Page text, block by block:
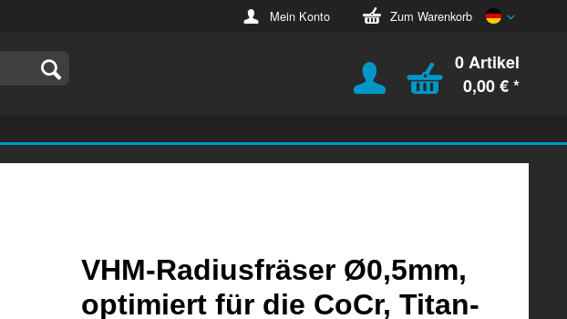
Mein Konto Zum Warenkorb
Deutsch
0 Artikel
0,00 € *
VHM-Radiusfräser Ø0,5mm,
optimiert für die CoCr, Titan-